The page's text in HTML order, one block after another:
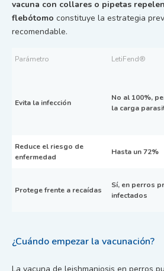
vacuna con collares o pipetas
flebótomo constituye la estrategia
recomendable.
Parámetro LetiFend®
Evita la infección
No al 100%,
la carga
Reduce el riesgo de
enfermedad
Hasta un 72%
Protege frente a recaídas
Sí, en perros
infectados
¿Cuándo empezar la vacunación?
La vacuna de leishmaniosis en perros